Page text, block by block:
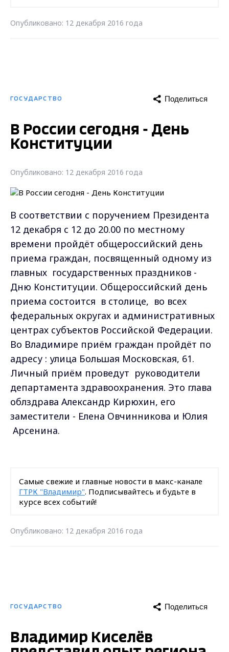
Опубликовано: 12 декабря 2016 года
ГОСУДАРСТВО Поделиться
В России сегодня - День
Конституции
Опубликовано: 12 декабря 2016 года
В соответствии с поручением Президента
12 декабря с 12 до 20.00 по местному
времени пройдёт общероссийский день
приема граждан, посвященный одному из
главных государственных праздников -
Дню Конституции. Общероссийский день
приема состоится в столице, во всех
федеральных округах и административных
центрах субъектов Российской Федерации.
Во Владимире приём граждан пройдёт по
адресу : улица Большая Московская, 61.
Личный приём проведут руководители
департамента здравоохранения. Это глава
облздрава Александр Кирюхин, его
заместители - Елена Овчинникова и Юлия
Арсенина.
Самые свежие и главные новости в макс-канале
ГТРК "Владимир". Подписывайтесь и будьте в
курсе всех событий!
Опубликовано: 12 декабря 2016 года
ГОСУДАРСТВО Поделиться
Владимир Киселёв